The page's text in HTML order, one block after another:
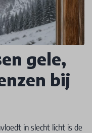
gele,
bij
in slecht licht is de